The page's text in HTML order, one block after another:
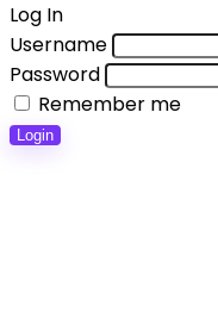
Log In
Username
Password
Remember me
Login